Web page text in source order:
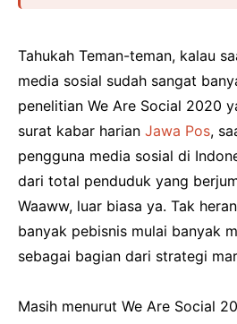
Tahukah Teman-teman, kalau
media sosial sudah sangat
penelitian We Are Social 2020
surat kabar harian Jawa Pos,
pengguna media sosial di
dari total penduduk yang
Waaww, luar biasa ya. Tak
banyak pebisnis mulai banyak
sebagai bagian dari strategi
Masih menurut We Are Social